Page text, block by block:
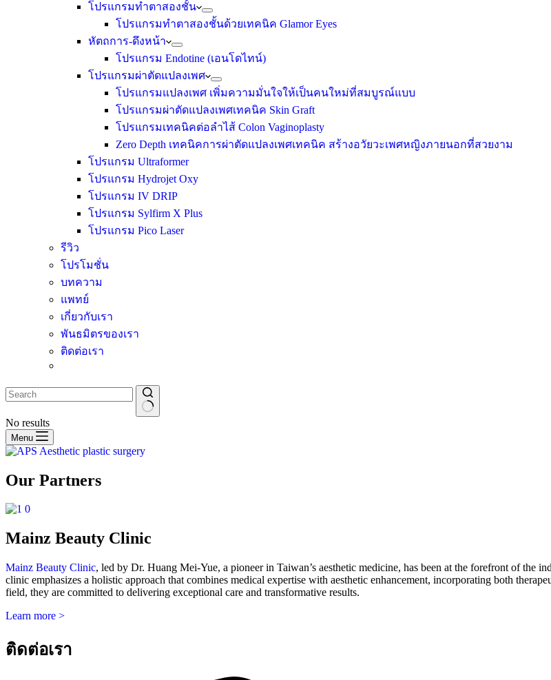
โปรแกรมทำตาสองชั้น
โปรแกรมทำตาสองชั้นด้วยเทคนิค Glamor Eyes
หัตถการ-ดึงหน้า
โปรแกรม Endotine (เอนโดไทน์)
โปรแกรมผ่าตัดแปลงเพศ
โปรแกรมแปลงเพศ เพิ่มความมั่นใจให้เป็นคนใหม่ที่สมบูรณ์แบบ
โปรแกรมผ่าตัดแปลงเพศเทคนิค Skin Graft
โปรแกรมเทคนิคต่อลำไส้ Colon Vaginoplasty
Zero Depth เทคนิคการผ่าตัดแปลงเพศเทคนิค สร้างอวัยวะเพศหญิงภายนอกที่สวยงาม
โปรแกรม Ultraformer
โปรแกรม Hydrojet Oxy
โปรแกรม IV DRIP
โปรแกรม Sylfirm X Plus
โปรแกรม Pico Laser
รีวิว
โปรโมชั่น
บทความ
แพทย์
เกี่ยวกับเรา
พันธมิตรของเรา
ติดต่อเรา
No results
Menu
Our Partners
Mainz Beauty Clinic
Mainz Beauty Clinic, led by Dr. Huang Mei-Yue, a pioneer in Taiwan’s aesthetic medicine, has been at the forefront of the
clinic emphasizes a holistic approach that combines medical expertise with aesthetic enhancement, incorporating both
field, they are committed to delivering exceptional care and transformative results.
Learn more >
ติดต่อเรา